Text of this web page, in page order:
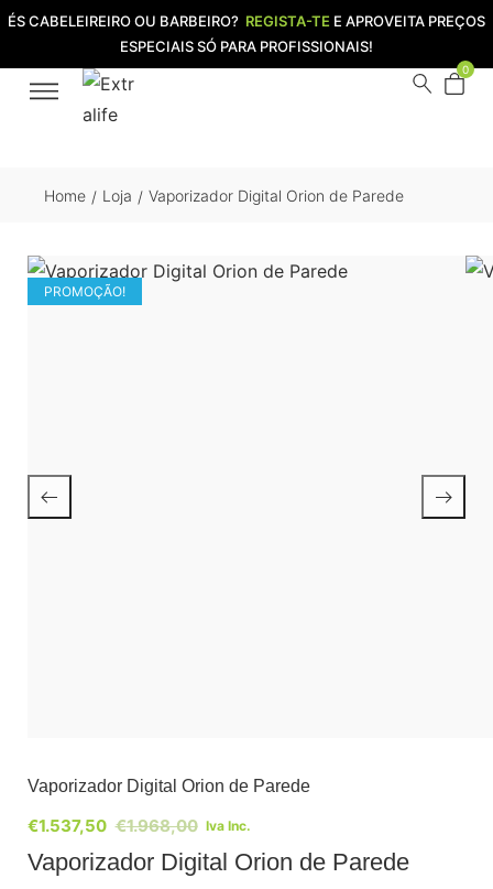
ÉS CABELEIREIRO OU BARBEIRO? REGISTA-TE E APROVEITA PREÇOS
ESPECIAIS SÓ PARA PROFISSIONAIS!
0
Home / Loja / Vaporizador Digital Orion de Parede
PROMOÇÃO!
Vaporizador Digital Orion de Parede
€1.968,00
€1.537,50 Iva Inc.
Vaporizador Digital Orion de Parede